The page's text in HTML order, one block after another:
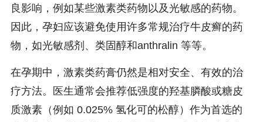
良影响，例如某些激素类药物以及光敏感的药物。
因此，孕妇应该避免使用许多常规治疗牛皮癣的药
物，如光敏感剂、类固醇和anthralin 等等。
在孕期中，激素类药膏仍然是相对安全、有效的治
疗方法。医生通常会推荐低强度的羟基膦酸或糖皮
质激素（例如 0.025% 氢化可的松醇）作为首选的